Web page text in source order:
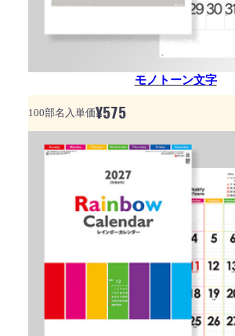
モノトーン文字
100部名入単価¥575